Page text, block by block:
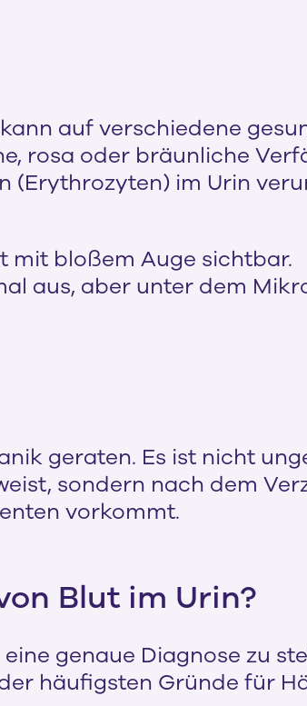
auf verschiedene
rosa oder bräunliche
im Urin
mit bloßem Auge sichtbar.
aus, aber unter dem
geraten. Es ist nicht
sondern nach dem
vorkommt.
Blut im Urin?
genaue Diagnose zu
häufigsten Gründe für